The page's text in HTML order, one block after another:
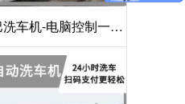
车机-电脑控制一键
洗[隆茂鑫晟]